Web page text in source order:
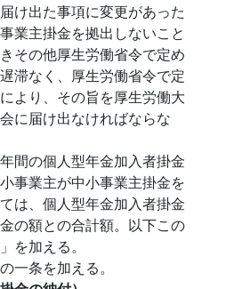
け出た事項に変更があった
業主掛金を拠出しないこと
その他厚生労働省令で定め
滞なく、厚生労働省令で定
より、その旨を厚生労働大
に届け出なければならな
間の個人型年金加入者掛金
事業主が中小事業主掛金を
は、個人型年金加入者掛金
の額との合計額。以下この
を加える。
一条を加える。